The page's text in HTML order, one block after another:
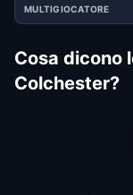
MULTIGIOCATORE
Cosa dicono
Colchester?